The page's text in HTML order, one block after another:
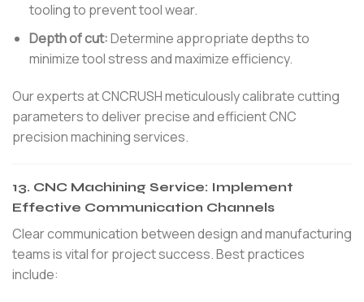
tooling to prevent tool wear.
Depth of cut:Determine appropriate depths to
minimize tool stress and maximize efficiency.
Our experts at CNCRUSH meticulously calibrate cutting
parameters to deliver precise and efficient CNC
precision machining services.
13. CNC Machining Service: Implement
Effective Communication Channels
Clear communication between design and manufacturing
teams is vital for project success. Best practices
include: